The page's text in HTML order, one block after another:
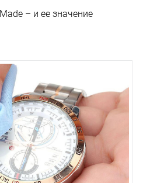
– и ее значение